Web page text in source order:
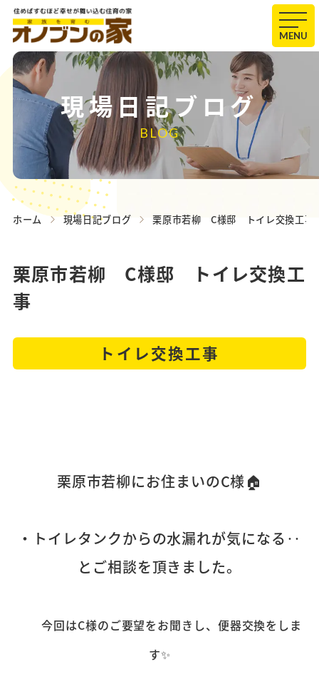
MENU
現場日記ブログ
BLOG
ホーム 現場日記ブログ 栗原市若柳 C様邸 トイレ交換工事
栗原市若柳 C様邸 トイレ交換工
事
トイレ交換工事
栗原市若柳にお住まいのC様🏠
・トイレタンクからの水漏れが気になる‥
とご相談を頂きました。
今回はC様のご要望をお聞きし、便器交換をしま
す✨